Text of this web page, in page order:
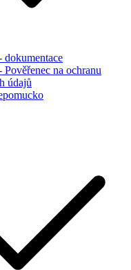
dokumentace
na ochranu
údajů